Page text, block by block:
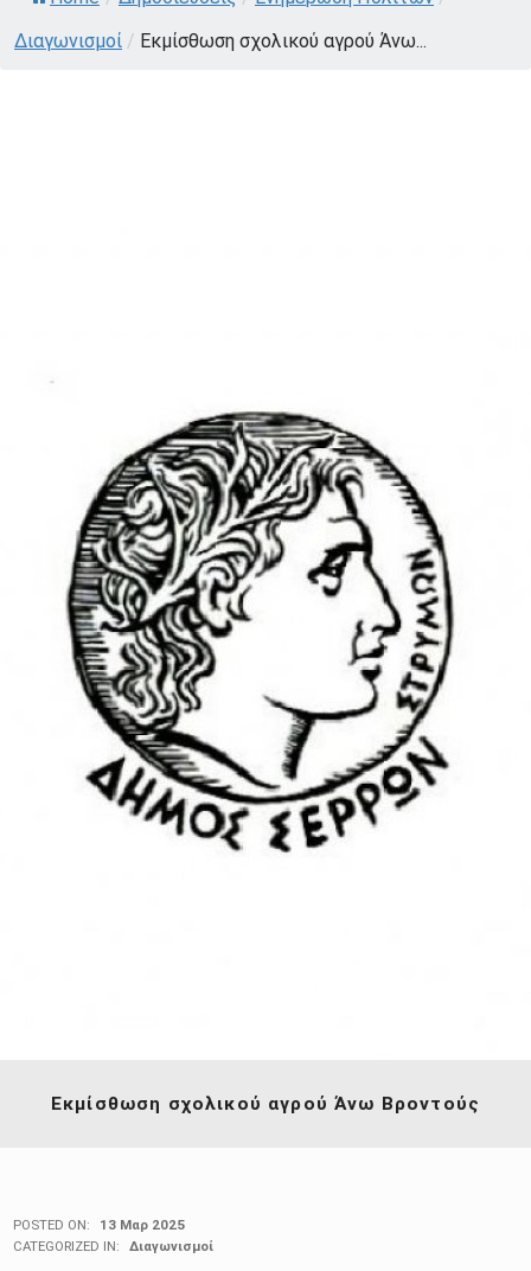
Διαγωνισμοί / Εκμίσθωση σχολικού αγρού Άνω...
Εκμίσθωση σχολικού αγρού Άνω Βροντούς
POSTED ON:
13 Μαρ 2025
CATEGORIZED IN:
Διαγωνισμοί